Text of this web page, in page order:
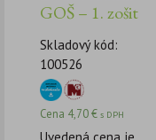
GOŠ – 1. zošit
Skladový kód:
100526
Cena 4,70€ s DPH